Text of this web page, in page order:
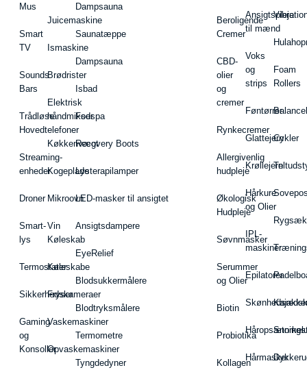
Mus
Smart
TV
Sounds
Bars
Trådløse
Hovedtelefoner
Streaming-
enheder
Droner
Smart-
lys
Termostater
Sikkerhedskameraer
Gaming
og
Konsoller
Juicemaskine
Ismaskine
Brødrister
Elektrisk
håndmikser
Køkkenvægt
Kogeplade
Mikroovn
Vin
Køleskab
Køleskabe
Fryser
Vaskemaskiner
Opvaskemaskiner
Dampsauna
Saunatæppe
Dampsauna
Isbad
Fodspa
Recovery Boots
Lysterapilamper
LED-masker til ansigtet
Ansigtsdampere
EyeRelief
Blodsukkermålere
Blodtryksmålere
Termometre
Tyngdedyner
Beroligende
Cremer
CBD-
olier
og
cremer
Rynkecremer
Allergivenlig
hudpleje
Økologisk
Hudpleje
Søvnmasker
Serummer
og Olier
Biotin
Probiotika
Kollagen
Ansigtspleje
til mænd
Voks
og
strips
Føntørrer
Glattejern
Krøllejern
Hårkure
og Olier
IPL-
maskiner
Epilatorer
Hårmasker
Foam
Rollers
Cykler